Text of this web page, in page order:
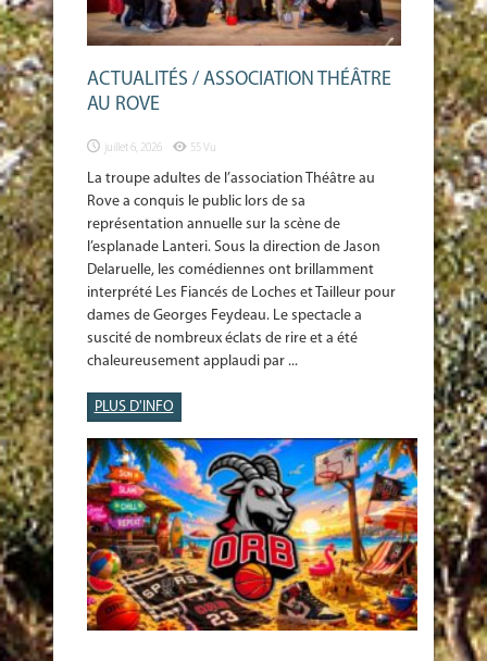
ACTUALITÉS / ASSOCIATION THÉÂTRE
AU ROVE
juillet 6, 2026 55 Vu
La troupe adultes de l’association Théâtre au
Rove a conquis le public lors de sa
représentation annuelle sur la scène de
l’esplanade Lanteri. Sous la direction de Jason
Delaruelle, les comédiennes ont brillamment
interprété Les Fiancés de Loches et Tailleur pour
dames de Georges Feydeau. Le spectacle a
suscité de nombreux éclats de rire et a été
chaleureusement applaudi par ...
PLUS D'INFO